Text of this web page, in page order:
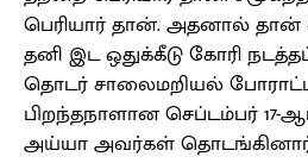
பெரியார் தான். அதனால்
தனி இட ஒதுக்கீடு கோரி
தொடர் சாலைமறியல்
பிறந்தநாளான செப்டம்பர் 17-
அய்யா அவர்கள்